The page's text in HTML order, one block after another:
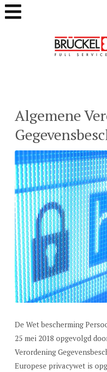
Algemene
De Wet bescherming
25 mei 2018 opgevolgd
Verordening
Europese privacywet is